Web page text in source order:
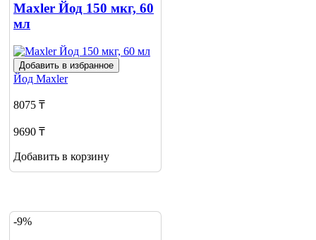
Maxler Йод 150 мкг, 60
мл
Добавить в избранное
Йод Maxler
8075 ₸
9690 ₸
Добавить в корзину
-9%